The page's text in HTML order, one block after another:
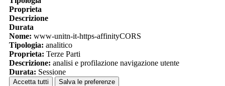
Proprieta
Descrizione
Durata
Nome: www-unitn-it-https-affinityCORS
Tipologia: analitico
Proprieta: Terze Parti
Descrizione: analisi e profilazione navigazione utente
Durata: Sessione
Accetta tutti Salva le preferenze